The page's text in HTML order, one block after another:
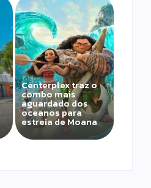
Centerplex traz o
combo mais
aguardado dos
oceanos para
estreia de Moana